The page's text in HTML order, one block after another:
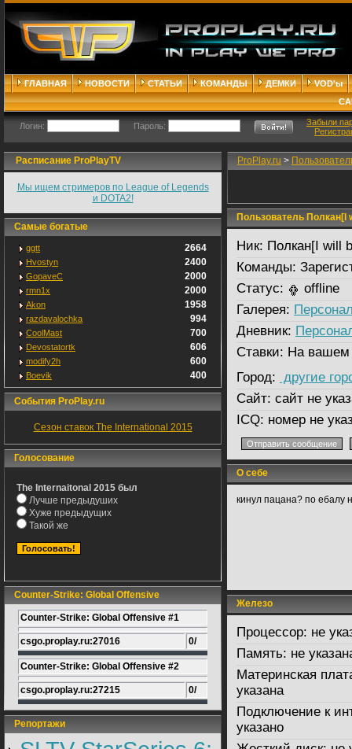
ГЛАВНАЯ НОВОСТИ СТАТЬИ КОМАНДЫ ДЕМКИ
VOD'ы
Логин: Пароль:
Забыли
Расписание ProPlayTV
Мы ищем стримеров по League of Legends
и DOTA2!
Самые богатые
ggtt 2664
Hvostyn 2400
GopaveC 2000
rmn1x 2000
Akon 1958
razdavalochka 994
CoolMast 700
Devostatortk 606
modify2h 600
Boevik 400
События ProPlay.ru
Сезон ставок The International 2015
Голосование
The Internaitonal 2015 был
Лучше предыдуших
Хуже предыдущих
Такой же
Counter-Strike: Global Offensive
Counter-Strike: Global Offensive #1
csgo.proplay.ru:27016 0/
Counter-Strike: Global Offensive #2
csgo.proplay.ru:27215 0/
Репортажи
ProPlay.ru >
Пользователь Полкан[I
Ник: Полкан[I will
Команды:
Статус:
offline
Галерея:
Дневник:
Ставки: На вашем
Город: другие
Сайт: сайт не
ICQ: номер не
О себе
кинул пацана? по ебалу
Железо
Процессор: не
Память: не
Материнская
указана
Подключение к
указано